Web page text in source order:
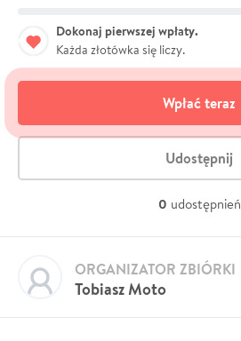
Dokonaj pierwszej wpłaty.
Każda złotówka się liczy.
Wpłać teraz
Udostępnij
0 udostępnień
Tobiasz Moto
ORGANIZATOR ZBIÓRKI